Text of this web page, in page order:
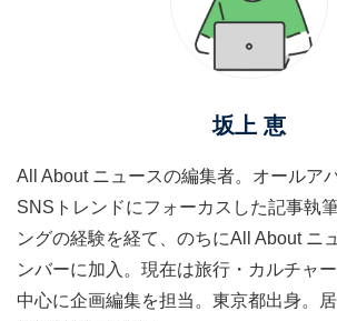
坂上 恵
All About ニュースの編集者。オールア
SNSトレンドにフォーカスした記事執
ングの経験を経て、のちにAll About ニ
ンバーに加入。現在は旅行・カルチャ
中心に企画編集を担当。東京都出身。